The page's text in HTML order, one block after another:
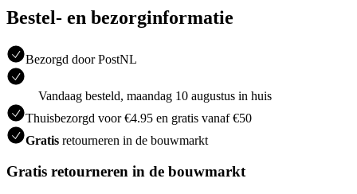
Bestel- en bezorginformatie
Bezorgd door PostNL
Vandaag besteld, maandag 10 augustus in huis
Thuisbezorgd voor €4.95 en gratis vanaf €50
Gratis retourneren in de bouwmarkt
Gratis retourneren in de bouwmarkt